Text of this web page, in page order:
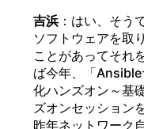
吉浜：はい、そう
ソフトウェアを取
ことがあってそれ
ば今年、「
化ハンズオン～基
ズオンセッション
昨年ネットワーク